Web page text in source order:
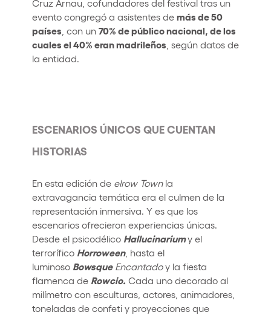
Cruz Arnau, cofundadores del festival tras un
evento congregó a asistentes de más de 50
países , con un 70% de público nacional, de los
cuales el 40% eran madrileños , según datos de
la entidad.
ESCENARIOS ÚNICOS QUE CUENTAN
HISTORIAS
En esta edición de elrow Townla
extravagancia temática era el culmen de la
representación inmersiva. Y es que los
escenarios ofrecieron experiencias únicas.
Desde el psicodélico Hallucinariumy el
terrorífico Horroween, hasta el
luminoso BowsqueEncantadoy la fiesta
flamenca de Rowcio. Cada uno decorado al
milímetro con esculturas, actores, animadores,
toneladas de confeti y proyecciones que